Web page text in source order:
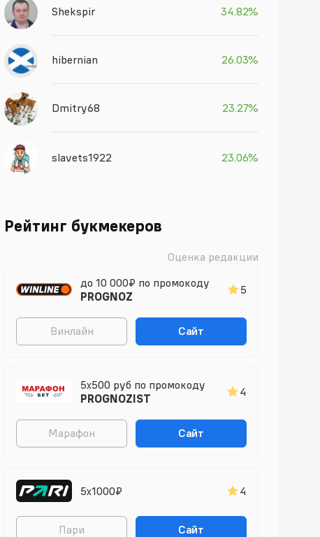
Shekspir 34.82%
hibernian 26.03%
Dmitry68 23.27%
slavets1922 23.06%
Рейтинг букмекеров
Оценка редакции
до 10 000₽ по промокоду
PROGNOZ
5
Винлайн Сайт
5x500 руб по промокоду
PROGNOZIST
4
Марафон Сайт
5х1000₽ 4
Пари Сайт